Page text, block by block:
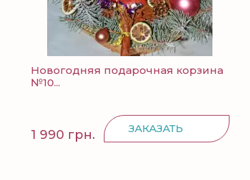
Новогодняя подарочная корзина
№10...
1 990 грн. ЗАКАЗАТЬ